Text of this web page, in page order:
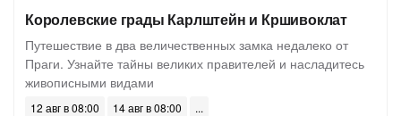
Королевские грады Карлштейн и Кршивоклат
Путешествие в два величественных замка недалеко от
Праги. Узнайте тайны великих правителей и насладитесь
живописными видами
12 авг в 08:00
14 авг в 08:00